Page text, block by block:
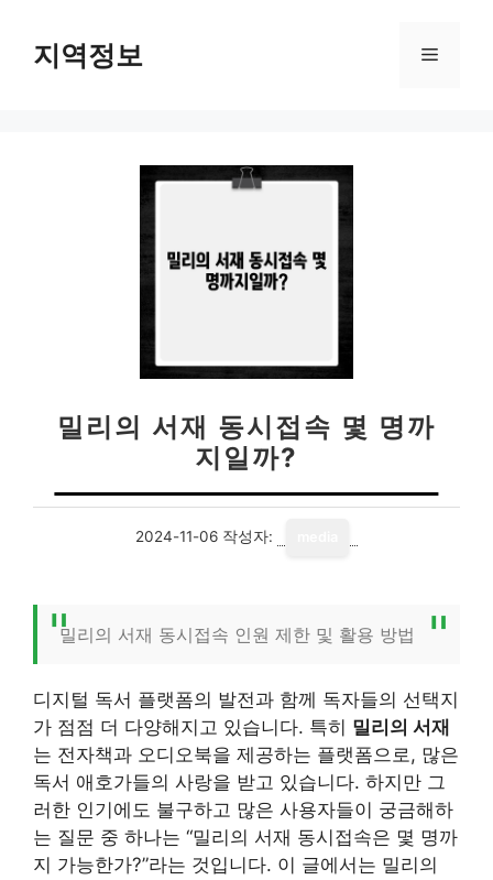
지역정보 메
밀리의 서재 동시접속 몇 명까
지일까?
2024-11-06 작성자:
밀리의 서재 동시접속 인원 제한 및 활용 방법
디지털 독서 플랫폼의 발전과 함께 독자들의 선택지
가 점점 더 다양해지고 있습니다. 특히 밀리의 서재
는 전자책과 오디오북을 제공하는 플랫폼으로, 많은
독서 애호가들의 사랑을 받고 있습니다. 하지만 그
러한 인기에도 불구하고 많은 사용자들이 궁금해하
는 질문 중 하나는 “밀리의 서재 동시접속은 몇 명까
지 가능한가?”라는 것입니다. 이 글에서는 밀리의